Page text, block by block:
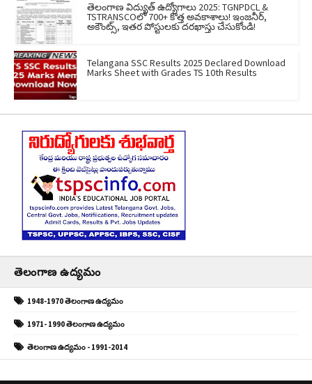
తెలంగాణ విద్యుత్ ఉద్యోగాలు 2025: TGNPDCL &
TSTRANSCOలో 700+ కొత్త అవకాశాలు! ఇంజనీర్,
అకౌంట్స్, ఇతర పోస్టులకు దరఖాస్తు చేసుకోండి!
Telangana SSC Results 2025 Declared Download
Marks Sheet with Grades TS 10th Results
తెలంగాణ ఉద్యమం
1948-1970 తెలంగాణ ఉద్యమం
1971- 1990 తెలంగాణ ఉద్యమం
తెలంగాణ ఉద్యమం - 1991-2014